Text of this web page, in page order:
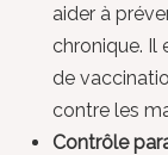
aider à
chronique. Il
de
contre les
Contrôle